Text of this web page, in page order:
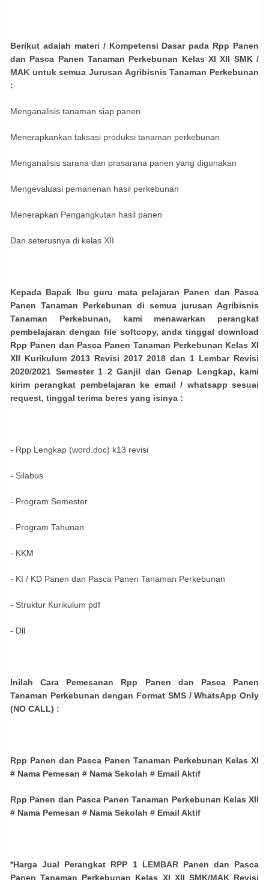
Berikut adalah materi / Kompetensi Dasar pada Rpp Panen
dan Pasca Panen Tanaman Perkebunan Kelas XI XII SMK /
MAK untuk semua Jurusan Agribisnis Tanaman Perkebunan
:
Menganalisis tanaman siap panen
Menerapkankan taksasi produksi tanaman perkebunan
Menganalisis sarana dan prasarana panen yang digunakan
Mengevaluasi pemanenan hasil perkebunan
Menerapkan Pengangkutan hasil panen
Dan seterusnya di kelas XII
Kepada Bapak Ibu guru mata pelajaran Panen dan Pasca
Panen Tanaman Perkebunan di semua jurusan Agribisnis
Tanaman Perkebunan, kami menawarkan perangkat
pembelajaran dengan file softcopy, anda tinggal download
Rpp Panen dan Pasca Panen Tanaman Perkebunan Kelas XI
XII Kurikulum 2013 Revisi 2017 2018 dan 1 Lembar Revisi
2020/2021 Semester 1 2 Ganjil dan Genap Lengkap, kami
kirim perangkat pembelajaran ke email / whatsapp sesuai
request, tinggal terima beres yang isinya :
- Rpp Lengkap (word.doc) k13 revisi
- Silabus
- Program Semester
- Program Tahunan
- KKM
- KI / KD Panen dan Pasca Panen Tanaman Perkebunan
- Struktur Kurikulum pdf
- Dll
Inilah Cara Pemesanan Rpp Panen dan Pasca Panen
Tanaman Perkebunan dengan Format SMS / WhatsApp Only
(NO CALL) :
Rpp Panen dan Pasca Panen Tanaman Perkebunan Kelas XI
# Nama Pemesan # Nama Sekolah # Email Aktif
Rpp Panen dan Pasca Panen Tanaman Perkebunan Kelas XII
# Nama Pemesan # Nama Sekolah # Email Aktif
*Harga Jual Perangkat RPP 1 LEMBAR Panen dan Pasca
Panen Tanaman Perkebunan Kelas XI XII SMK/MAK Revisi